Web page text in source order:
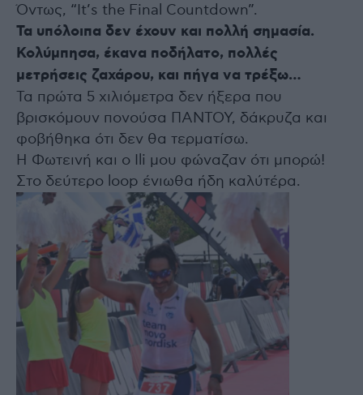
Όντως, “It’s the Final Countdown”.
Τα υπόλοιπα δεν έχουν και πολλή σημασία.
Κολύμπησα, έκανα ποδήλατο, πολλές
μετρήσεις ζαχάρου, και πήγα να τρέξω…
Τα πρώτα 5 χιλιόμετρα δεν ήξερα που
βρισκόμουν πονούσα ΠΑΝΤΟΥ, δάκρυζα και
φοβήθηκα ότι δεν θα τερματίσω.
Η Φωτεινή και ο Ili μου φώναζαν ότι μπορώ!
Στο δεύτερο loop ένιωθα ήδη καλύτέρα.